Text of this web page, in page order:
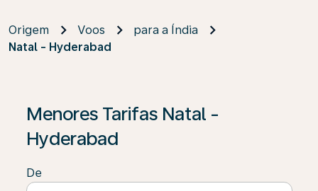
Origem Voos
para a Índia
Natal - Hyderabad
Menores Tarifas Natal -
Hyderabad
De
Se não forem encontrados resultados, clique em